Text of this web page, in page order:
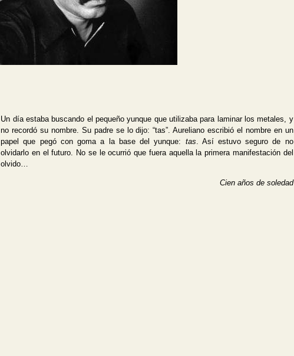
Un día estaba buscando el pequeño yunque que utilizaba para laminar los metales, y
no recordó su nombre. Su padre se lo dijo: “tas”. Aureliano escribió el nombre en un
papel que pegó con goma a la base del yunque: tas . Así estuvo seguro de no
olvidarlo en el futuro. No se le ocurrió que fuera aquella la primera manifestación del
olvido…
Cien años de soledad